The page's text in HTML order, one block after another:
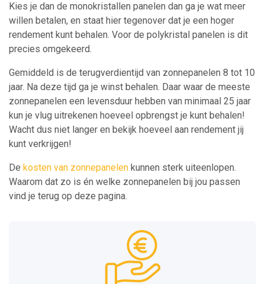
Kies je dan de monokristallen panelen dan ga je wat meer
willen betalen, en staat hier tegenover dat je een hoger
rendement kunt behalen. Voor de polykristal panelen is dit
precies omgekeerd.
Gemiddeld is de terugverdientijd van zonnepanelen 8 tot 10
jaar. Na deze tijd ga je winst behalen. Daar waar de meeste
zonnepanelen een levensduur hebben van minimaal 25 jaar
kun je vlug uitrekenen hoeveel opbrengst je kunt behalen!
Wacht dus niet langer en bekijk hoeveel aan rendement jij
kunt verkrijgen!
De kosten van zonnepanelen kunnen sterk uiteenlopen.
Waarom dat zo is én welke zonnepanelen bij jou passen
vind je terug op deze pagina.